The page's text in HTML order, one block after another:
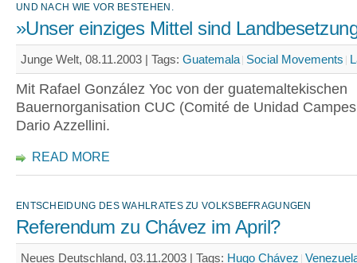
UND NACH WIE VOR BESTEHEN.
»Unser einziges Mittel sind
Junge Welt, 08.11.2003 | Tags: Guatemala Social Movements
Mit Rafael González Yoc von der guatemaltekischen
Bauernorganisation CUC (Comité de Unidad
Dario Azzellini.
READ MORE
ENTSCHEIDUNG DES WAHLRATES ZU VOLKSBEFRAGUNGEN
Referendum zu Chávez im April?
Neues Deutschland, 03.11.2003 | Tags: Hugo Chávez